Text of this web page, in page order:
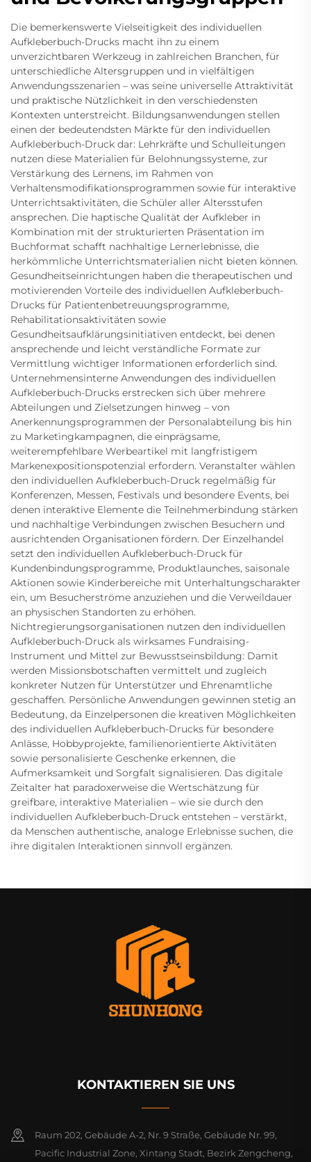
Die bemerkenswerte Vielseitigkeit des individuellen
Aufkleberbuch-Drucks macht ihn zu einem
unverzichtbaren Werkzeug in zahlreichen Branchen, für
unterschiedliche Altersgruppen und in vielfältigen
Anwendungsszenarien – was seine universelle Attraktivität
und praktische Nützlichkeit in den verschiedensten
Kontexten unterstreicht. Bildungsanwendungen stellen
einen der bedeutendsten Märkte für den individuellen
Aufkleberbuch-Druck dar: Lehrkräfte und Schulleitungen
nutzen diese Materialien für Belohnungssysteme, zur
Verstärkung des Lernens, im Rahmen von
Verhaltensmodifikationsprogrammen sowie für interaktive
Unterrichtsaktivitäten, die Schüler aller Altersstufen
ansprechen. Die haptische Qualität der Aufkleber in
Kombination mit der strukturierten Präsentation im
Buchformat schafft nachhaltige Lernerlebnisse, die
herkömmliche Unterrichtsmaterialien nicht bieten können.
Gesundheitseinrichtungen haben die therapeutischen und
motivierenden Vorteile des individuellen Aufkleberbuch-
Drucks für Patientenbetreuungsprogramme,
Rehabilitationsaktivitäten sowie
Gesundheitsaufklärungsinitiativen entdeckt, bei denen
ansprechende und leicht verständliche Formate zur
Vermittlung wichtiger Informationen erforderlich sind.
Unternehmensinterne Anwendungen des individuellen
Aufkleberbuch-Drucks erstrecken sich über mehrere
Abteilungen und Zielsetzungen hinweg – von
Anerkennungsprogrammen der Personalabteilung bis hin
zu Marketingkampagnen, die einprägsame,
weiterempfehlbare Werbeartikel mit langfristigem
Markenexpositionspotenzial erfordern. Veranstalter wählen
den individuellen Aufkleberbuch-Druck regelmäßig für
Konferenzen, Messen, Festivals und besondere Events, bei
denen interaktive Elemente die Teilnehmerbindung stärken
und nachhaltige Verbindungen zwischen Besuchern und
ausrichtenden Organisationen fördern. Der Einzelhandel
setzt den individuellen Aufkleberbuch-Druck für
Kundenbindungsprogramme, Produktlaunches, saisonale
Aktionen sowie Kinderbereiche mit Unterhaltungscharakter
ein, um Besucherströme anzuziehen und die Verweildauer
an physischen Standorten zu erhöhen.
Nichtregierungsorganisationen nutzen den individuellen
Aufkleberbuch-Druck als wirksames Fundraising-
Instrument und Mittel zur Bewusstseinsbildung: Damit
werden Missionsbotschaften vermittelt und zugleich
konkreter Nutzen für Unterstützer und Ehrenamtliche
geschaffen. Persönliche Anwendungen gewinnen stetig an
Bedeutung, da Einzelpersonen die kreativen Möglichkeiten
des individuellen Aufkleberbuch-Drucks für besondere
Anlässe, Hobbyprojekte, familienorientierte Aktivitäten
sowie personalisierte Geschenke erkennen, die
Aufmerksamkeit und Sorgfalt signalisieren. Das digitale
Zeitalter hat paradoxerweise die Wertschätzung für
greifbare, interaktive Materialien – wie sie durch den
individuellen Aufkleberbuch-Druck entstehen – verstärkt,
da Menschen authentische, analoge Erlebnisse suchen, die
ihre digitalen Interaktionen sinnvoll ergänzen.
KONTAKTIEREN SIE UNS
Raum 202, Gebäude A-2, Nr. 9 Straße, Gebäude Nr. 99,
Pacific Industrial Zone, Xintang Stadt, Bezirk Zengcheng,